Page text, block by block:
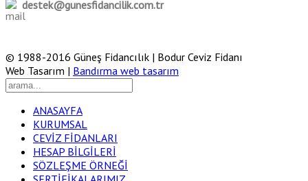
destek@gunesfidancilik.com.tr
© 1988-2016 Güneş Fidancılık | Bodur Ceviz Fidanı
Web Tasarım | Bandırma web tasarım
ANASAYFA
KURUMSAL
CEVİZ FİDANLARI
HESAP BİLGİLERİ
SÖZLEŞME ÖRNEĞİ